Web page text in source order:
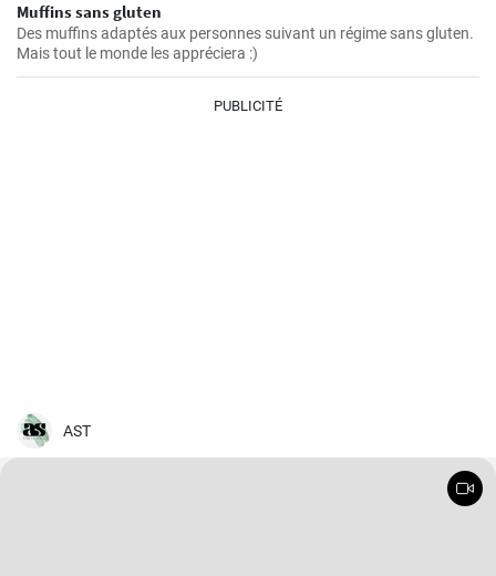
Muffins sans gluten
Des muffins adaptés aux personnes suivant un régime sans gluten.
Mais tout le monde les appréciera :)
PUBLICITÉ
AST